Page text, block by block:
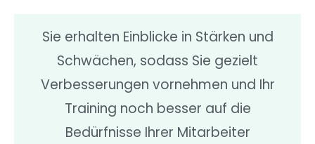
Sie erhalten Einblicke in Stärken und
Schwächen, sodass Sie gezielt
Verbesserungen vornehmen und Ihr
Training noch besser auf die
Bedürfnisse Ihrer Mitarbeiter